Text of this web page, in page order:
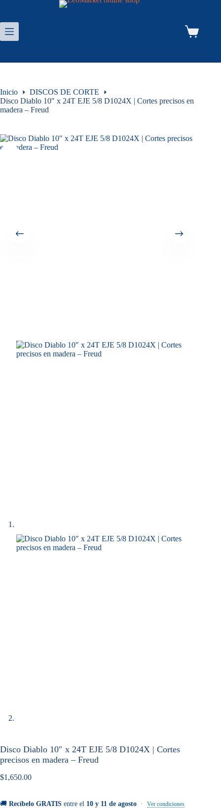
contenido
Carro
Inicio
DISCOS DE CORTE
Disco Diablo 10″ x 24T EJE 5/8 D1024X | Cortes precisos en
madera – Freud
Disco Diablo 10″ x 24T EJE 5/8 D1024X | Cortes
precisos en madera – Freud
$1,650.00
🚚 Recíbelo GRATIS entre el 10 y 11 de agosto · Ver condiciones